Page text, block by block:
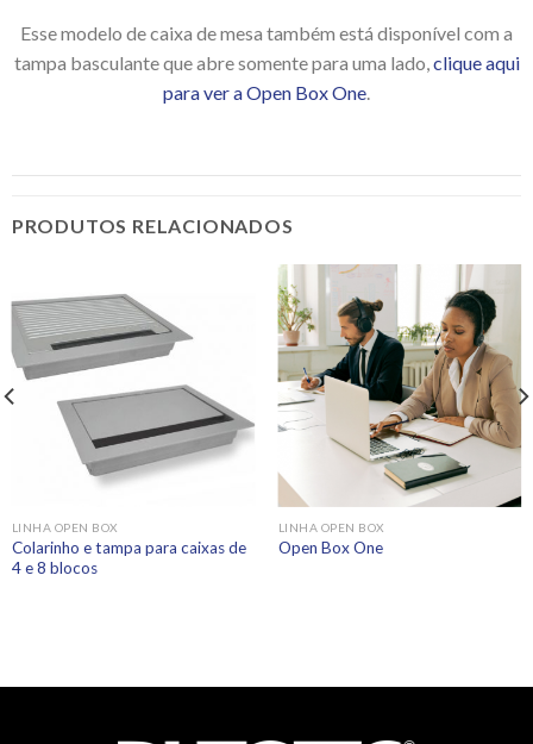
Esse modelo de caixa de mesa também está disponível com a
tampa basculante que abre somente para uma lado,clique aqui
para ver a Open Box One.
PRODUTOS RELACIONADOS
LINHA OPEN BOX
Colarinho e tampa para caixas de
4 e 8 blocos
LINHA OPEN BOX
Open Box One